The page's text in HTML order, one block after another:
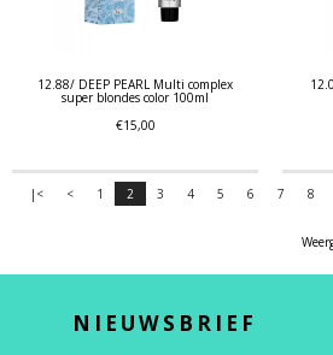
12.88/ DEEP PEARL Multi complex
super blondes color 100ml
€15,00
|< < 1 2 3 4 5 6 7 8
NIEUWSBRIEF